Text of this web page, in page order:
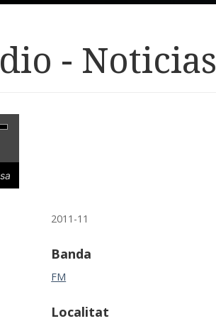
-
2011-11
Banda
FM
Localitat